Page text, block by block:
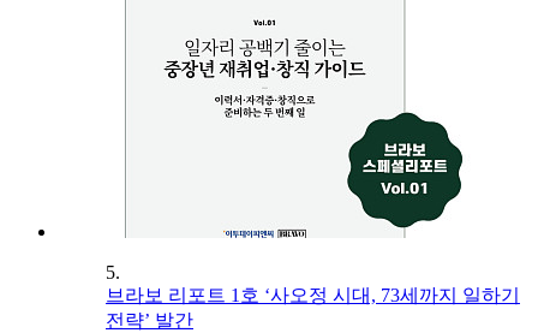
5.
브라보 리포트 1호 ‘사오정 시대, 73세까지 일하기
전략’ 발간